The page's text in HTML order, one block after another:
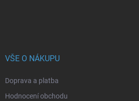
VŠE O NÁKUPU
Doprava a platba
Hodnocení obchodu